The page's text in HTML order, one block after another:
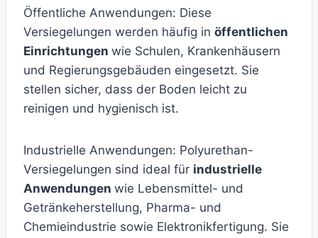
Öffentliche Anwendungen: Diese
Versiegelungen werden häufig in öffentlichen
Einrichtungen wie Schulen, Krankenhäusern
und Regierungsgebäuden eingesetzt. Sie
stellen sicher, dass der Boden leicht zu
reinigen und hygienisch ist.
Industrielle Anwendungen: Polyurethan-
Versiegelungen sind ideal für industrielle
Anwendungen wie Lebensmittel- und
Getränkeherstellung, Pharma- und
Chemieindustrie sowie Elektronikfertigung. Sie